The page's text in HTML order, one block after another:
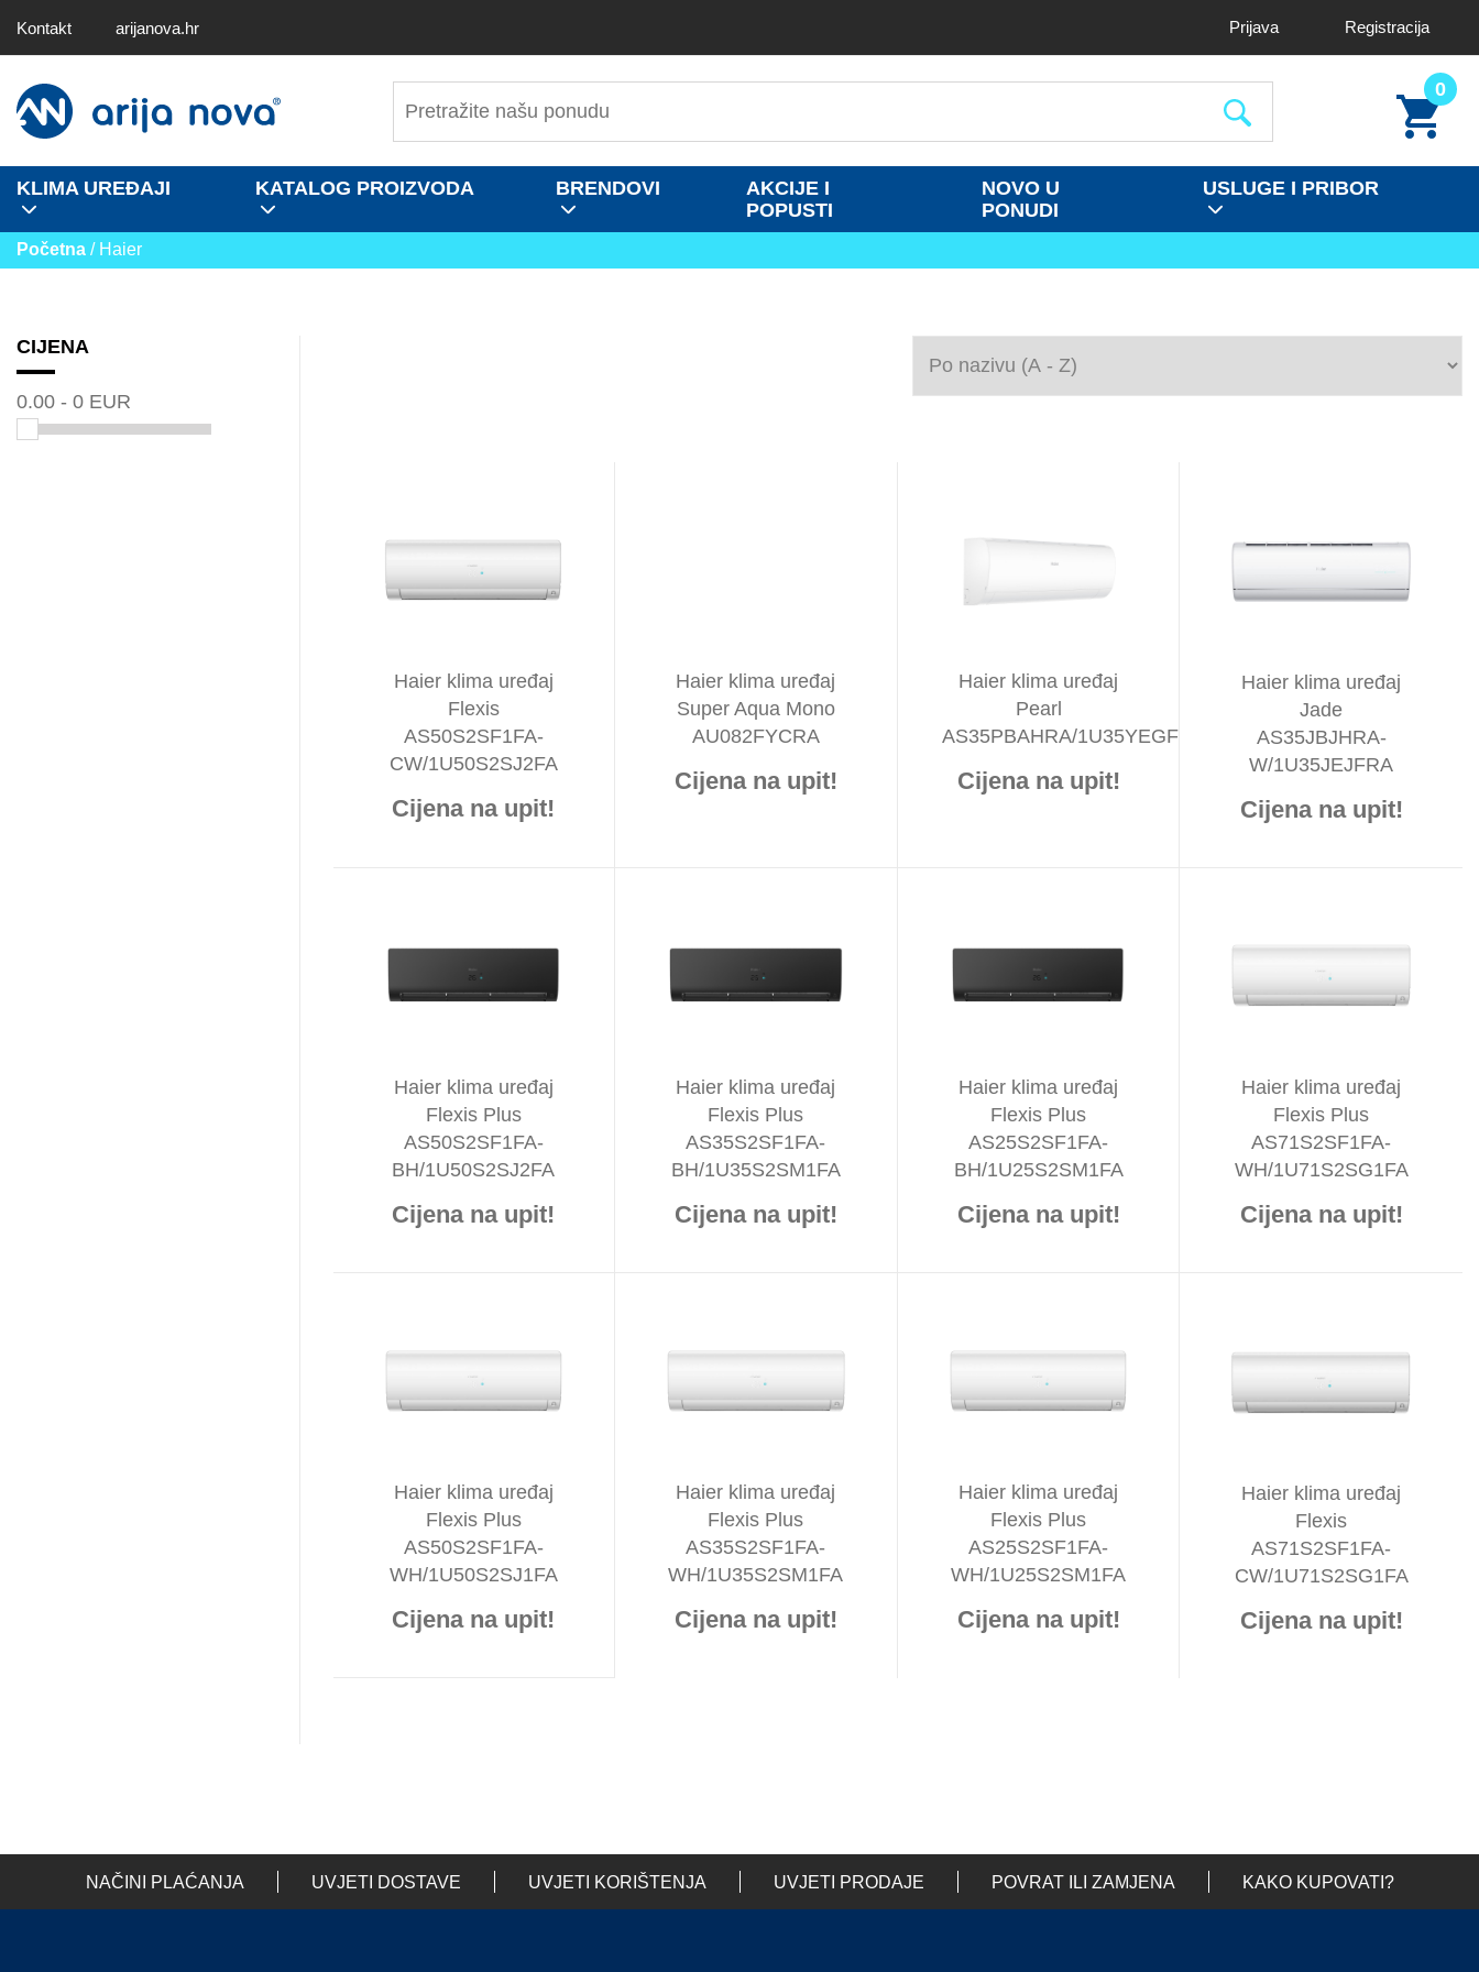
Kontakt arijanova.hr Prijava Registracija
0
KLIMA UREĐAJI KATALOG PROIZVODA BRENDOVI
AKCIJE I
POPUSTI
NOVO U
PONUDI
USLUGE I PRIBOR
Početna / Haier
CIJENA
0.00 - 0 EUR
Haier klima uređaj
Flexis
AS50S2SF1FA-
CW/1U50S2SJ2FA
Cijena na upit!
Haier klima uređaj
Super Aqua Mono
AU082FYCRA
Cijena na upit!
Haier klima uređaj
Pearl
AS35PBAHRA/1U35YEGFRA
Cijena na upit!
Haier klima uređaj
Jade
AS35JBJHRA-
W/1U35JEJFRA
Cijena na upit!
Haier klima uređaj
Flexis Plus
AS50S2SF1FA-
BH/1U50S2SJ2FA
Cijena na upit!
Haier klima uređaj
Flexis Plus
AS35S2SF1FA-
BH/1U35S2SM1FA
Cijena na upit!
Haier klima uređaj
Flexis Plus
AS25S2SF1FA-
BH/1U25S2SM1FA
Cijena na upit!
Haier klima uređaj
Flexis Plus
AS71S2SF1FA-
WH/1U71S2SG1FA
Cijena na upit!
Haier klima uređaj
Flexis Plus
AS50S2SF1FA-
WH/1U50S2SJ1FA
Cijena na upit!
Haier klima uređaj
Flexis Plus
AS35S2SF1FA-
WH/1U35S2SM1FA
Cijena na upit!
Haier klima uređaj
Flexis Plus
AS25S2SF1FA-
WH/1U25S2SM1FA
Cijena na upit!
Haier klima uređaj
Flexis
AS71S2SF1FA-
CW/1U71S2SG1FA
Cijena na upit!
NAČINI PLAĆANJA UVJETI DOSTAVE UVJETI KORIŠTENJA UVJETI PRODAJE POVRAT ILI ZAMJENA KAKO KUPOVATI?